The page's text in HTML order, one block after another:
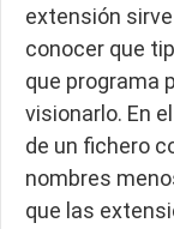
extensión
conocer que
que programa
visionarlo. En
de un fichero
nombres
que las